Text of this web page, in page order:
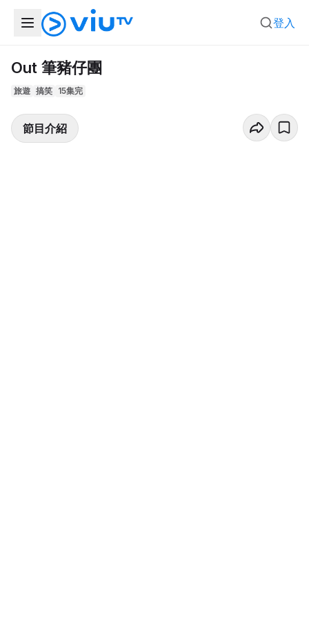
登入
Out 筆豬仔團
旅遊 搞笑 15集完
節目介紹